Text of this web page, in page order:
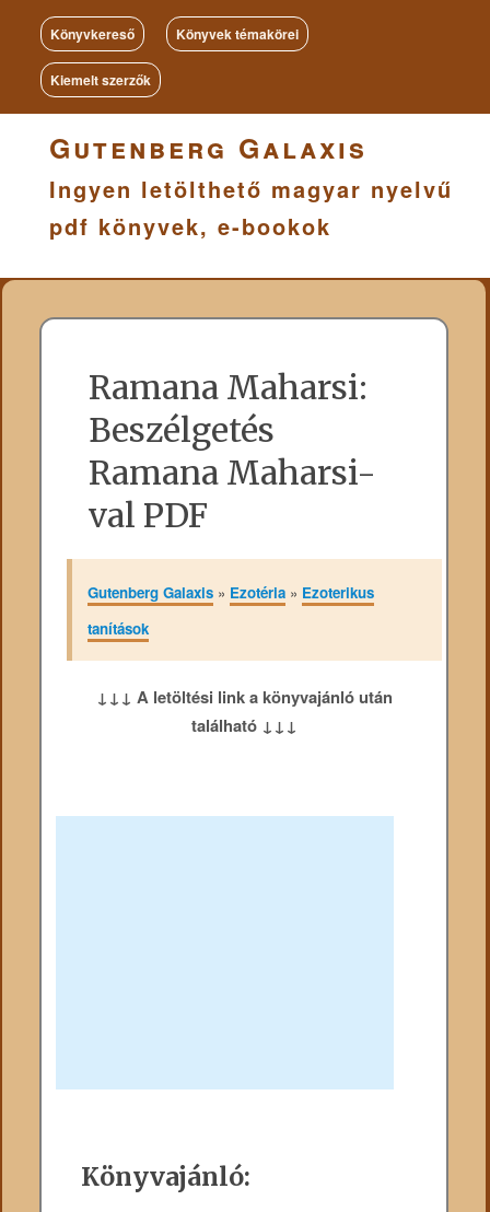
Könyvkereső Könyvek témakörei
Kiemelt szerzők
Gutenberg Galaxis
Ingyen letölthető magyar nyelvű
pdf könyvek, e-bookok
Ramana Maharsi:
Beszélgetés
Ramana Maharsi-
val PDF
Gutenberg Galaxis» Ezotéria» Ezoterikus
tanítások
↓↓↓ A letöltési link a könyvajánló után
található ↓↓↓
Könyvajánló: